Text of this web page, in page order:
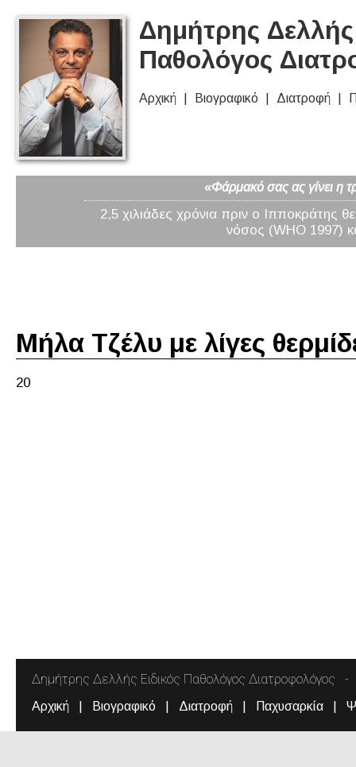
Δημήτρης
Παθολόγος
Αρχική Βιογραφικό Διατροφή
«Φάρμακό σας ας γίνει η
2,5 χιλιάδες χρόνια πριν ο Ιπποκράτης
νόσος (WHO 1997)
Μήλα Τζέλυ με λίγες
20
Δημήτρης Δελλής Ειδικός Παθολόγος Διατροφολόγος
Αρχική Βιογραφικό Διατροφή Παχυσαρκία